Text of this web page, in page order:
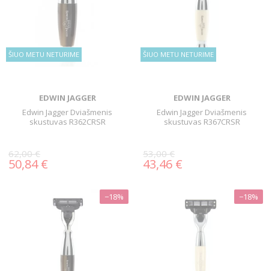
ŠIUO METU NETURIME
EDWIN JAGGER
Edwin Jagger Dviašmenis
skustuvas R362CRSR
62,00 €
50,84 €
ŠIUO METU NETURIME
EDWIN JAGGER
Edwin Jagger Dviašmenis
skustuvas R367CRSR
53,00 €
43,46 €
−18% −18%